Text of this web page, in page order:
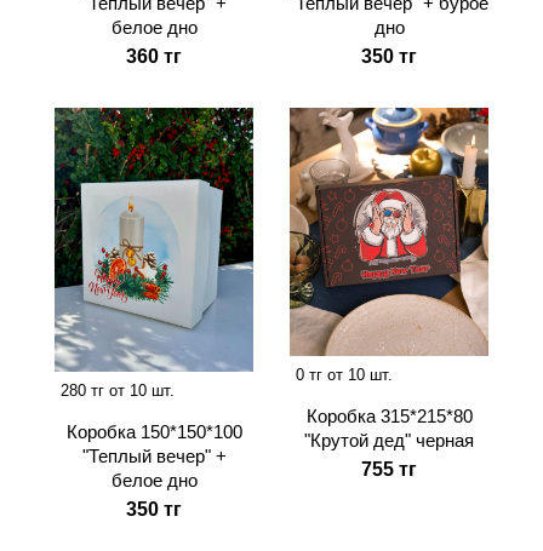
белое дно
360 тг
дно
350 тг
280 тг от 10 шт.
Коробка 150*150*100
"Теплый вечер" +
белое дно
350 тг
0 тг от 10 шт.
Коробка 315*215*80
"Крутой дед" черная
755 тг